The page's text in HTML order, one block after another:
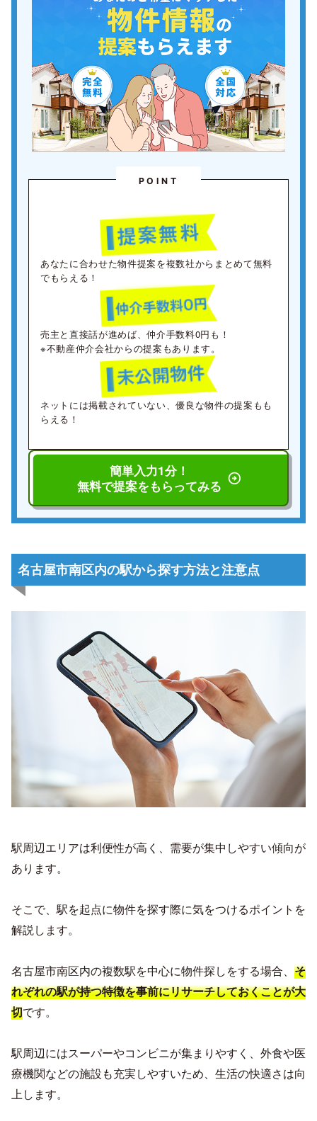
POINT
あなたに合わせた物件提案を複数社からまとめて無料
でもらえる！
売主と直接話が進めば、仲介手数料0円も！
※不動産仲介会社からの提案もあります。
ネットには掲載されていない、優良な物件の提案もも
らえる！
簡単入力1分！
無料で提案をもらってみる
名古屋市南区内の駅から探す方法と注意点
駅周辺エリアは利便性が高く、需要が集中しやすい傾向が
あります。
そこで、駅を起点に物件を探す際に気をつけるポイントを
解説します。
名古屋市南区内の複数駅を中心に物件探しをする場合、 そ
れぞれの駅が持つ特徴を事前にリサーチしておくことが大
切です。
駅周辺にはスーパーやコンビニが集まりやすく、外食や医
療機関などの施設も充実しやすいため、生活の快適さは向
上します。